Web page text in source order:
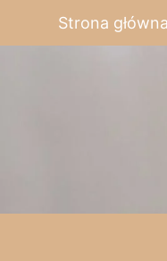
Strona główna